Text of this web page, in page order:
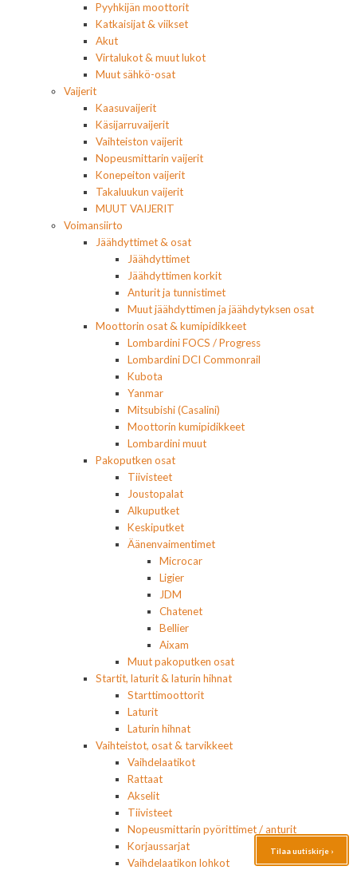
Pyyhkijän moottorit
Katkaisijat & viikset
Akut
Virtalukot & muut lukot
Muut sähkö-osat
Vaijerit
Kaasuvaijerit
Käsijarruvaijerit
Vaihteiston vaijerit
Nopeusmittarin vaijerit
Konepeiton vaijerit
Takaluukun vaijerit
MUUT VAIJERIT
Voimansiirto
Jäähdyttimet & osat
Jäähdyttimet
Jäähdyttimen korkit
Anturit ja tunnistimet
Muut jäähdyttimen ja jäähdytyksen osat
Moottorin osat & kumipidikkeet
Lombardini FOCS / Progress
Lombardini DCI Commonrail
Kubota
Yanmar
Mitsubishi (Casalini)
Moottorin kumipidikkeet
Lombardini muut
Pakoputken osat
Tiivisteet
Joustopalat
Alkuputket
Keskiputket
Äänenvaimentimet
Microcar
Ligier
JDM
Chatenet
Bellier
Aixam
Muut pakoputken osat
Startit, laturit & laturin hihnat
Starttimoottorit
Laturit
Laturin hihnat
Vaihteistot, osat & tarvikkeet
Vaihdelaatikot
Rattaat
Akselit
Tiivisteet
Nopeusmittarin pyörittimet / anturit
Korjaussarjat
Vaihdelaatikon lohkot
Tilaa uutiskirje ›